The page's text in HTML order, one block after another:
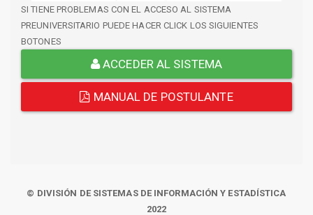
SI TIENE PROBLEMAS CON EL ACCESO AL SISTEMA
PREUNIVERSITARIO PUEDE HACER CLICK LOS SIGUIENTES
BOTONES
ACCEDER AL SISTEMA
MANUAL DE POSTULANTE
© DIVISIÓN DE SISTEMAS DE INFORMACIÓN Y ESTADÍSTICA
2022